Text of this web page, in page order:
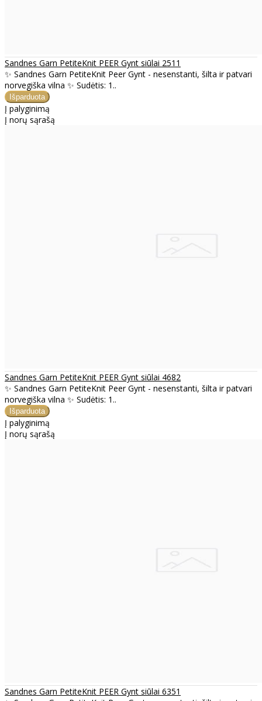
Sandnes Garn PetiteKnit PEER Gynt siūlai 2511
✨ Sandnes Garn PetiteKnit Peer Gynt - nesenstanti, šilta ir patvari
norvegiška vilna ✨ Sudėtis: 1..
Į palyginimą
Į norų sąrašą
Sandnes Garn PetiteKnit PEER Gynt siūlai 4682
✨ Sandnes Garn PetiteKnit Peer Gynt - nesenstanti, šilta ir patvari
norvegiška vilna ✨ Sudėtis: 1..
Į palyginimą
Į norų sąrašą
Sandnes Garn PetiteKnit PEER Gynt siūlai 6351